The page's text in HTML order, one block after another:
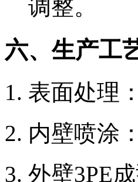
调整。
六、生产工
表面处理
内壁喷涂
外壁3PE